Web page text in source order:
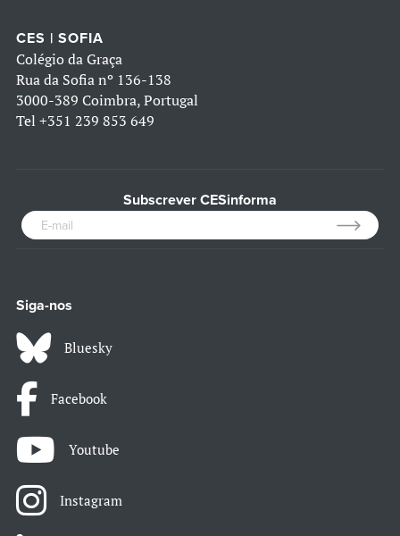
CES | SOFIA
Colégio da Graça
Rua da Sofia nº 136-138
3000-389 Coimbra, Portugal
Tel +351 239 853 649
Subscrever CESinforma
Siga-nos
Bluesky
Facebook
Youtube
Instagram